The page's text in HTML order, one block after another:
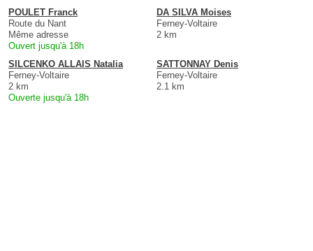
POULET Franck
Route du Nant
Même adresse
Ouvert jusqu'à 18h
DA SILVA Moises
Ferney-Voltaire
2 km
SILCENKO ALLAIS Natalia
Ferney-Voltaire
2 km
Ouverte jusqu'à 18h
SATTONNAY Denis
Ferney-Voltaire
2.1 km